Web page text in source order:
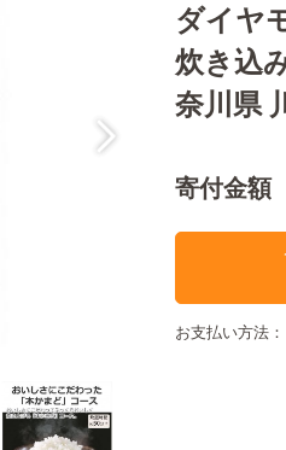
ダイヤ
炊き込
奈川県
寄付金額
お支払い方法